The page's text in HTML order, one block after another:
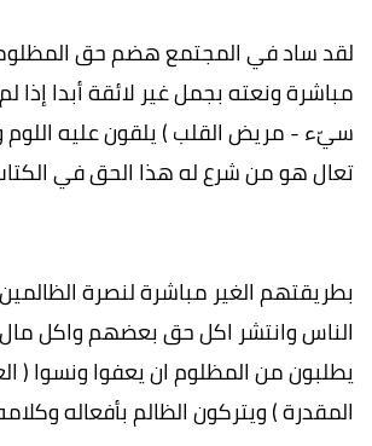
لقد ساد في المجتمع هضم حق
مباشرة ونعته بجمل غير لائقة أبدا إذا
سيّء - مريض القلب ) يلقون عليه اللوم
تعال هو من شرع له هذا الحق في
بطريقتهم الغير مباشرة لنصرة
الناس وانتشر اكل حق بعضهم واكل
يطلبون من المظلوم ان يعفوا ونسوا (
المقدرة ) ويتركون الظالم بأفعاله